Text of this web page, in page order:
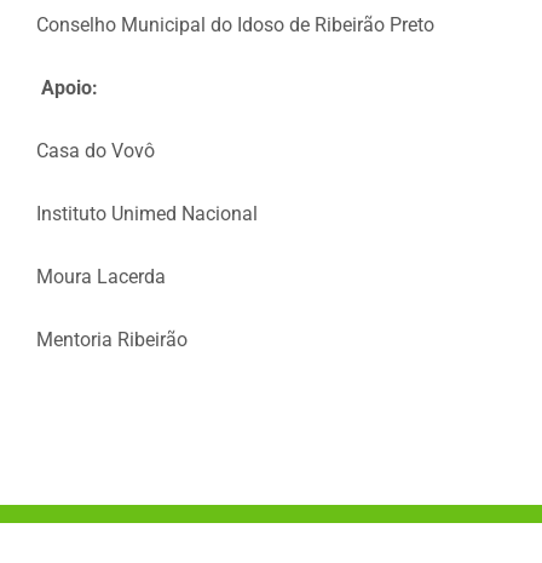
Conselho Municipal do Idoso de Ribeirão Preto
Apoio:
Casa do Vovô
Instituto Unimed Nacional
Moura Lacerda
Mentoria Ribeirão